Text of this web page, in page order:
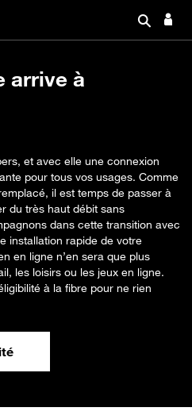
arrive à
et avec elle une connexion
pour tous vos usages. Comme
il est temps de passer à
du très haut débit sans
dans cette transition avec
installation rapide de votre
en ligne n’en sera que plus
les loisirs ou les jeux en ligne.
à la fibre pour ne rien